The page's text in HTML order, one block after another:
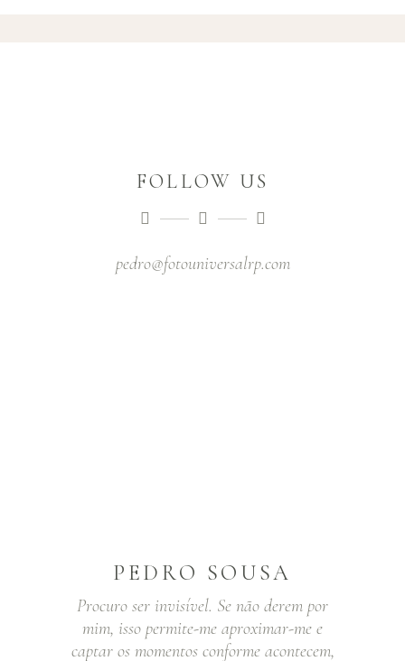
FOLLOW US
pedro@fotouniversalrp.com
PEDRO SOUSA
Procuro ser invisível. Se não derem por
mim, isso permite-me aproximar-me e
captar os momentos conforme acontecem,